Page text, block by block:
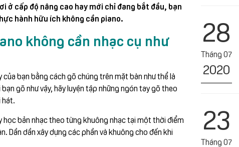
ở cấp độ nâng cao hay mới chỉ đang bắt đầu, bạn
hành hữu ích không cần piano.
không cần nhạc cụ như
bạn bằng cách gõ chúng trên mặt bàn như thể là
gõ như vậy, hãy luyện tập những ngón tay gõ theo
học bản nhạc theo từng khuông nhạc tại một thời điểm
Dần dần xây dựng các phần và khuông cho đến khi
28
Tháng 07
2020
23
Tháng 07